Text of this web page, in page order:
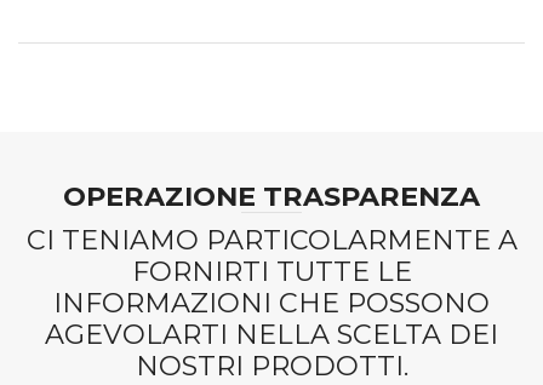
OPERAZIONE TRASPARENZA
CI TENIAMO PARTICOLARMENTE A
FORNIRTI TUTTE LE
INFORMAZIONI CHE POSSONO
AGEVOLARTI NELLA SCELTA DEI
NOSTRI PRODOTTI.